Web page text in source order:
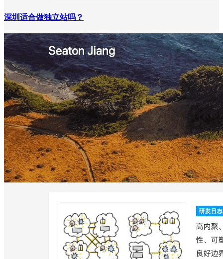
深圳适合做独立站吗？